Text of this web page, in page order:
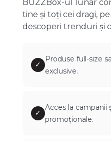
BUZZBox-ul lunar
tine și toți cei dragi,
descoperi trenduri și
✓
Produse full-size
exclusive.
✓
Acces la campanii
promoționale.